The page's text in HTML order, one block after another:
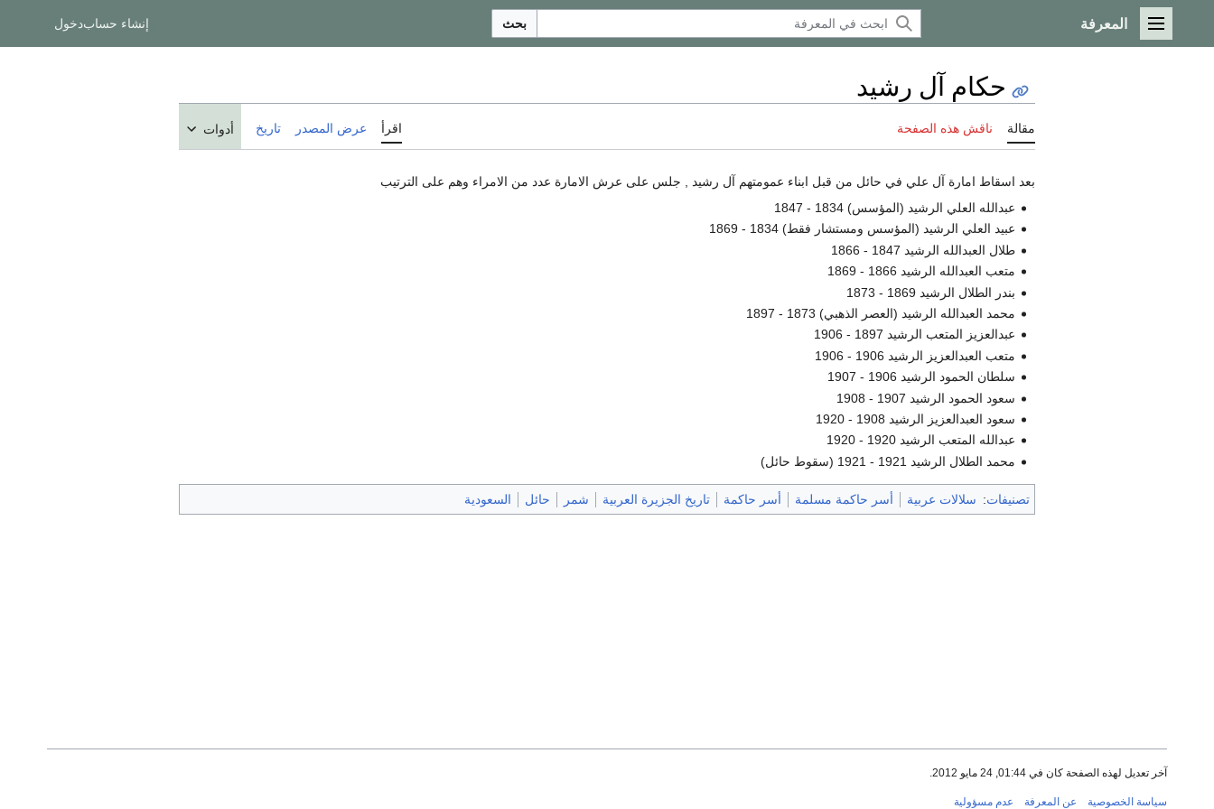
القائمة الرئيسية
المعرفة بحث إنشاء حسابدخول
حكام آل رشيد
مقالة ناقش هذه الصفحة اقرأ عرض المصدر تاريخ أدوات
بعد اسقاط امارة آل علي في حائل من قبل ابناء عمومتهم آل رشيد , جلس على عرش الامارة عدد من الامراء وهم على الترتيب
عبدالله العلي الرشيد (المؤسس) 1834 - 1847
عبيد العلي الرشيد (المؤسس ومستشار فقط) 1834 - 1869
طلال العبدالله الرشيد 1847 - 1866
متعب العبدالله الرشيد 1866 - 1869
بندر الطلال الرشيد 1869 - 1873
محمد العبدالله الرشيد (العصر الذهبي) 1873 - 1897
عبدالعزيز المتعب الرشيد 1897 - 1906
متعب العبدالعزيز الرشيد 1906 - 1906
سلطان الحمود الرشيد 1906 - 1907
سعود الحمود الرشيد 1907 - 1908
سعود العبدالعزيز الرشيد 1908 - 1920
عبدالله المتعب الرشيد 1920 - 1920
محمد الطلال الرشيد 1921 - 1921 (سقوط حائل)
تصنيفات: سلالات عربية أسر حاكمة مسلمة أسر حاكمة تاريخ الجزيرة العربية شمر حائل السعودية
آخر تعديل لهذه الصفحة كان في 01:44, 24 مايو 2012.
سياسة الخصوصية عن المعرفة عدم مسؤولية